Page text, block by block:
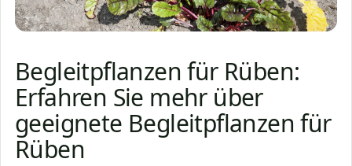
Begleitpflanzen für Rüben:
Erfahren Sie mehr über
geeignete Begleitpflanzen für
Rüben